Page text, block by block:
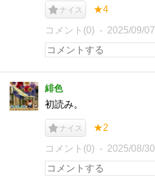
ナイス ★4
コメント(0) 2025/09/07
緋色
初読み。
ナイス ★2
コメント(0) 2025/08/30